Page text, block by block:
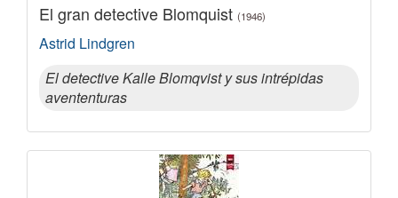
El gran detective Blomquist (1946)
Astrid Lindgren
El detective Kalle Blomqvist y sus intrépidas
avententuras